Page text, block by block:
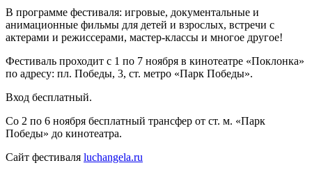
В программе фестиваля: игровые, документальные и
анимационные фильмы для детей и взрослых, встречи с
актерами и режиссерами, мастер-классы и многое другое!
Фестиваль проходит с 1 по 7 ноября в кинотеатре «Поклонка»
по адресу: пл. Победы, 3, ст. метро «Парк Победы».
Вход бесплатный.
Со 2 по 6 ноября бесплатный трансфер от ст. м. «Парк
Победы» до кинотеатра.
Сайт фестиваля luchangela.ru